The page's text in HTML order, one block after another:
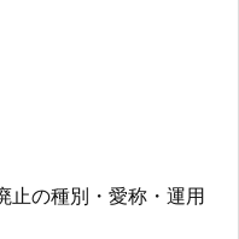
止の種別・愛称・運用